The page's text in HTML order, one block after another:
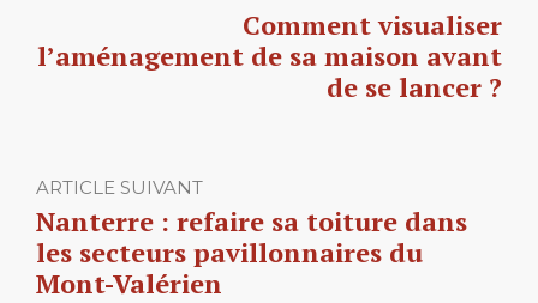
Comment visualiser
l’aménagement de sa maison avant
de se lancer ?
ARTICLE SUIVANT
Nanterre : refaire sa toiture dans
les secteurs pavillonnaires du
Mont-Valérien